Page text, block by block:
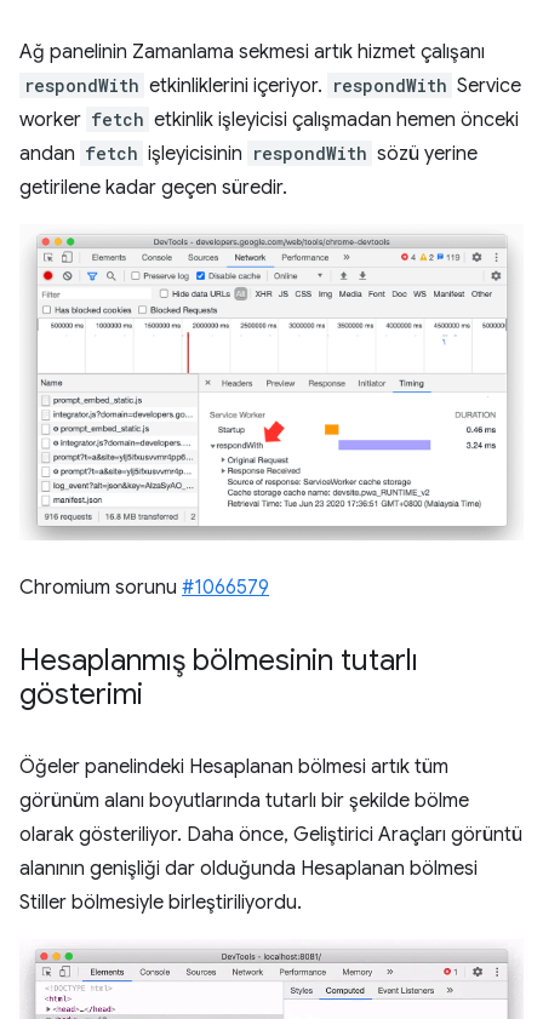
Ağ panelinin Zamanlama sekmesi artık hizmet çalışanı
respondWith etkinliklerini içeriyor. respondWith Service
worker fetch etkinlik işleyicisi çalışmadan hemen önceki
andan fetch işleyicisinin respondWith sözü yerine
getirilene kadar geçen süredir.
Chromium sorunu #1066579
Hesaplanmış bölmesinin tutarlı
gösterimi
Öğeler panelindeki Hesaplanan bölmesi artık tüm
görünüm alanı boyutlarında tutarlı bir şekilde bölme
olarak gösteriliyor. Daha önce, Geliştirici Araçları görüntü
alanının genişliği dar olduğunda Hesaplanan bölmesi
Stiller bölmesiyle birleştiriliyordu.